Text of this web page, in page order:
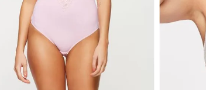
P M
Adicionar na sacola